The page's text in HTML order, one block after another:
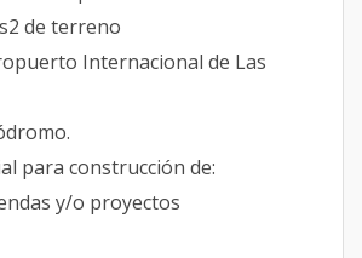
de terreno
Internacional de Las
para construcción de:
y/o proyectos